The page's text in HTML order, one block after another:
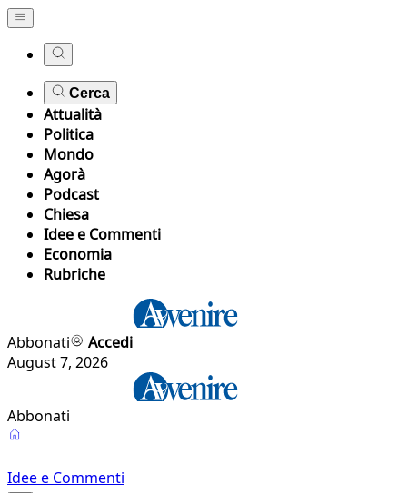
Cerca
Attualità
Politica
Mondo
Agorà
Podcast
Chiesa
Idee e Commenti
Economia
Rubriche
Abbonati
Accedi
August 7, 2026
Abbonati
Idee e Commenti